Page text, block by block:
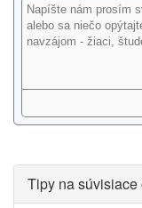
Tipy na